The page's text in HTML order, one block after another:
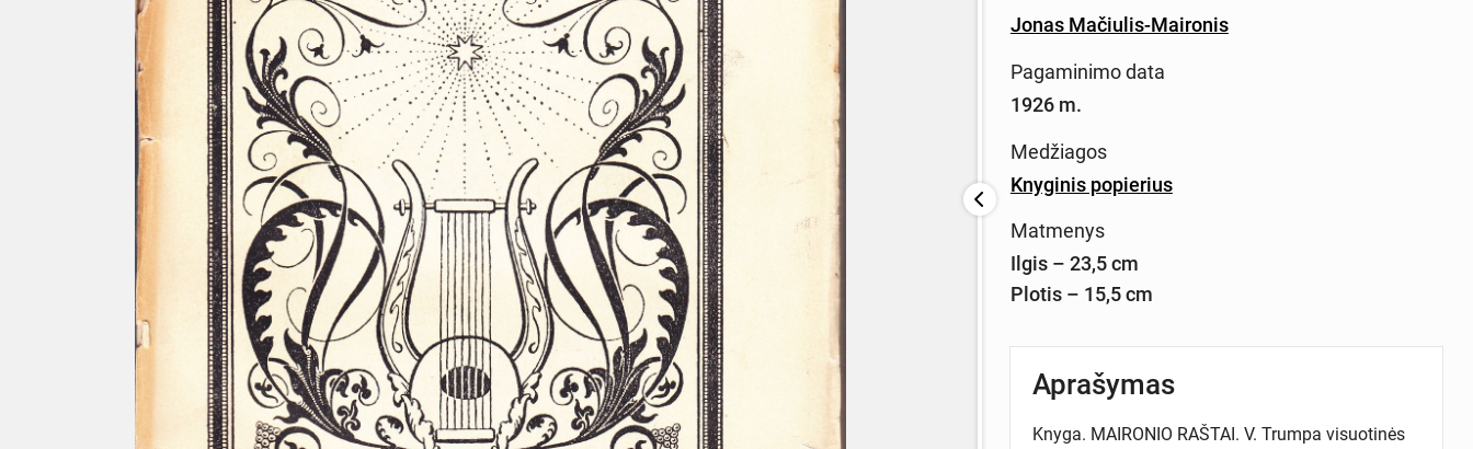
Jonas Mačiulis-Maironis
Pagaminimo data
1926 m.
Medžiagos
Knyginis popierius
Matmenys
Ilgis – 23,5 cm
Plotis – 15,5 cm
Aprašymas
Knyga. MAIRONIO RAŠTAI. V. Trumpa visuotinės